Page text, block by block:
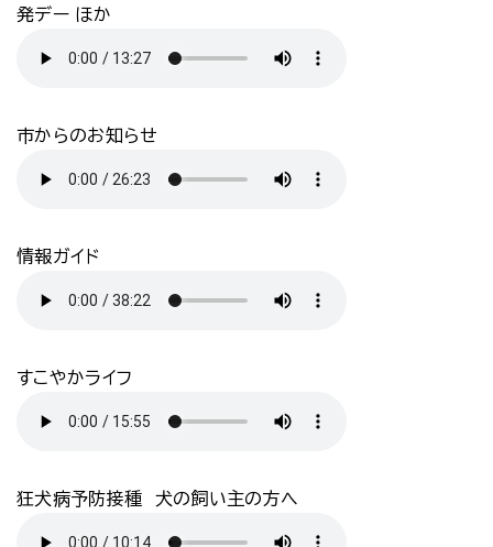
発デー ほか
市からのお知らせ
情報ガイド
すこやかライフ
狂犬病予防接種 犬の飼い主の方へ